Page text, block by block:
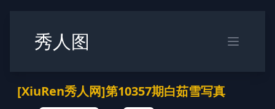
秀人图
[XiuRen秀人网]第10357期白茹雪写真